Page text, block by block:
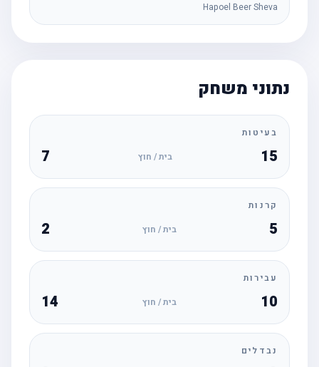
Hapoel Beer Sheva
נתוני משחק
בעיטות
15 בית / חוץ
קרנות
בית / חוץ
עבירות
10 בית / חוץ 14
נבדלים